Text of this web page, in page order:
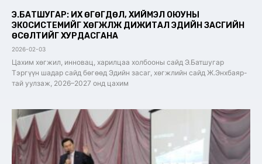
Э.БАТШУГАР: ИХ ӨГӨГДӨЛ, ХИЙМЭЛ ОЮУНЫ
ЭКОСИСТЕМИЙГ ХӨГЖҮҮЛЖ ДИЖИТАЛ ЭДИЙН ЗАСГИЙН
ӨСӨЛТИЙГ ХУРДАСГАНА
2026-02-03
Цахим хөгжил, инновац, харилцаа холбооны сайд Э.Батшугар
Тэргүүн шадар сайд бөгөөд Эдийн засаг, хөгжлийн сайд Ж.Энхбаяр-
тай уулзаж, 2026–2027 онд цахим